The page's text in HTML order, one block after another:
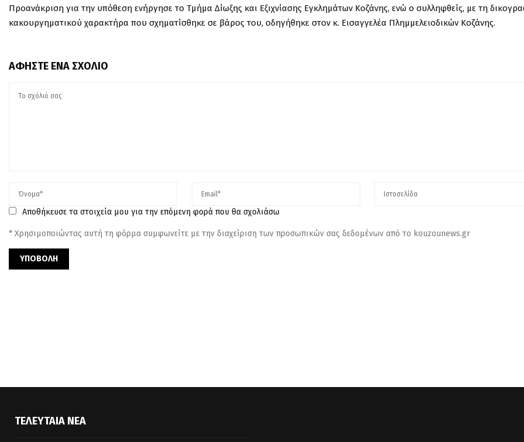
Προανάκριση για την υπόθεση ενήργησε το Τμήμα Δίωξης και Εξιχνίασης Εγκλημάτων Κοζάνης, ενώ ο συλληφθείς, με τη
κακουργηματικού χαρακτήρα που σχηματίσθηκε σε βάρος του, οδηγήθηκε στον κ. Εισαγγελέα Πλημμελειοδικών Κοζάνης.
ΑΦΉΣΤΕ ΈΝΑ ΣΧΌΛΙΟ
Αποθήκευσε τα στοιχεία μου για την επόμενη φορά που θα σχολιάσω
* Χρησιμοποιώντας αυτή τη φόρμα συμφωνείτε με την διαχείριση των προσωπικών σας δεδομένων από το kouzounews.gr
ΤΕΛΕΥΤΑΊΑ ΝΈΑ